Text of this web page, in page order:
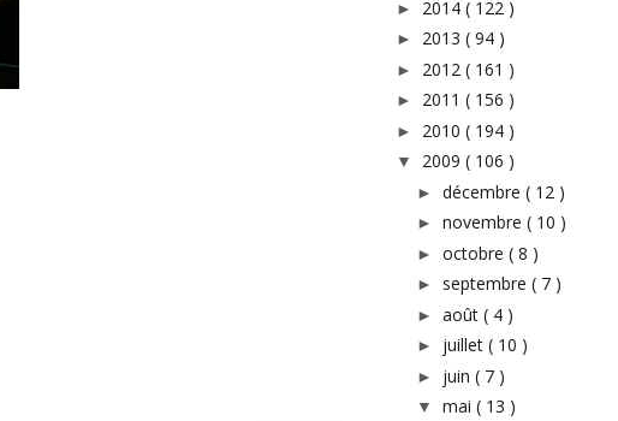
► 2014 ( 122 )
► 2013 ( 94 )
► 2012 ( 161 )
► 2011 ( 156 )
► 2010 ( 194 )
▼ 2009 ( 106 )
► décembre ( 12 )
► novembre ( 10 )
► octobre ( 8 )
► septembre ( 7 )
► août ( 4 )
► juillet ( 10 )
► juin ( 7 )
▼ mai ( 13 )